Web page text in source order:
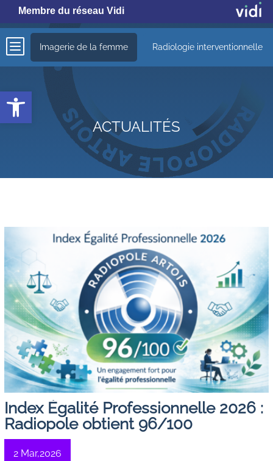
Membre du réseau Vidi
b Imagerie de la femme Radiologie interventionnelle
ACTUALITÉS
Index Égalité Professionnelle 2026 :
Radiopole obtient 96/100
2 Mar,2026
Ouvrir la barre d’outils